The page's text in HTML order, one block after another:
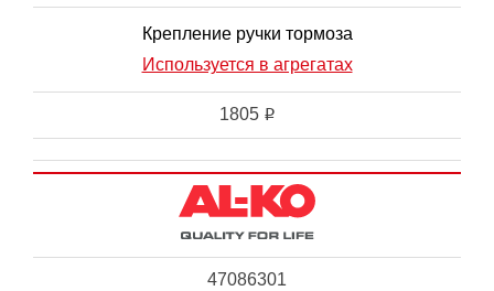
Крепление ручки тормоза
Используется в агрегатах
1805 i
47086301